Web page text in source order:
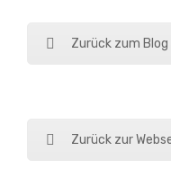
Zurück zum Blog
Zurück zur